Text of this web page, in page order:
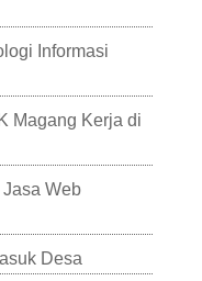
Informasi
Magang Kerja di
Web
Desa